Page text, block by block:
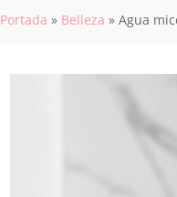
Portada » Belleza » Agua